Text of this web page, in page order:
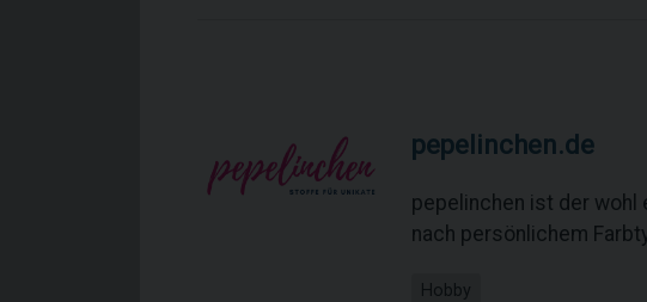
pepelinchen.de
pepelinchen ist der wohl
nach persönlichem
Hobby